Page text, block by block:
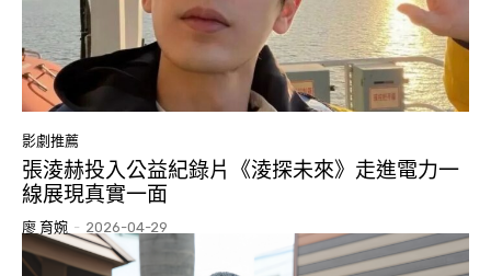
影劇推薦
張淩赫投入公益紀錄片《淩探未來》走進電力一
線展現真實一面
廖 育婉 - 2026-04-29